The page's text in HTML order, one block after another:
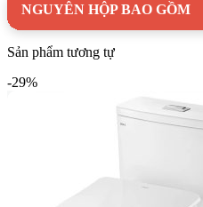
NGUYÊN HỘP BAO GỒM
Sản phẩm tương tự
-29%